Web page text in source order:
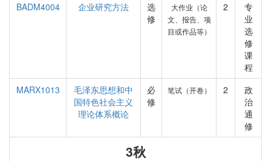
BADM4004
企业研究方法
选
修
大作业（论
文、报告、项
目或作品等）
2
专
业
选
修
课
程
MARX1013
毛泽东思想和中
国特色社会主义
理论体系概论
必
修
笔试（开卷） 2
政
治
通
修
3秋